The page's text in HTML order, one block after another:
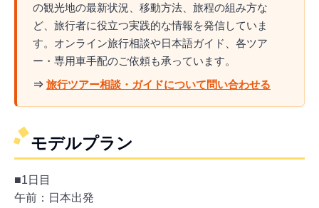
の観光地の最新状況、移動方法、旅程の組み方な
ど、旅行者に役立つ実践的な情報を発信していま
す。オンライン旅行相談や日本語ガイド、各ツア
ー・専用車手配のご依頼も承っています。
⇒ 旅行ツアー相談・ガイドについて問い合わせる
モデルプラン
■1日目
午前：日本出発